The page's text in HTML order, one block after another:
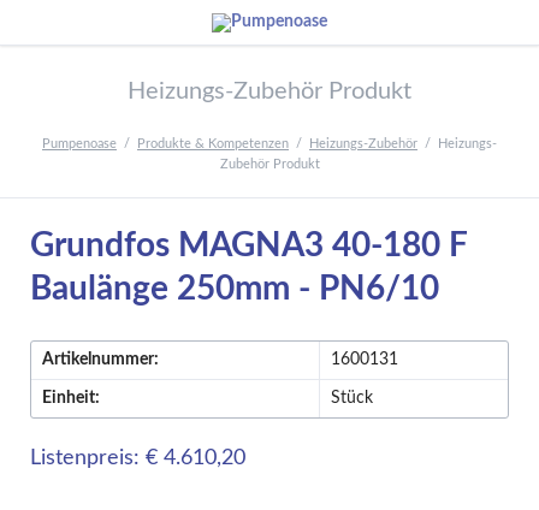
Heizungs-Zubehör Produkt
Pumpenoase Produkte & Kompetenzen Heizungs-Zubehör
Heizungs-
Zubehör Produkt
Grundfos MAGNA3 40-180 F
Baulänge 250mm - PN6/10
Artikelnummer: 1600131
Einheit: Stück
Listenpreis: € 4.610,20